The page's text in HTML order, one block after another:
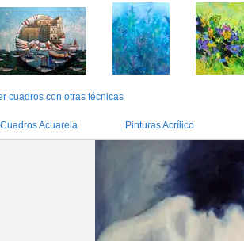
cuadros con otras técnicas
Cuadros Acuarela Pinturas Acrílico